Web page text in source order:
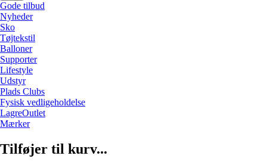
Gode tilbud
Nyheder
Sko
Tøjtekstil
Balloner
Supporter
Lifestyle
Udstyr
Plads Clubs
Fysisk vedligeholdelse
LagreOutlet
Mærker
Tilføjer til kurv...